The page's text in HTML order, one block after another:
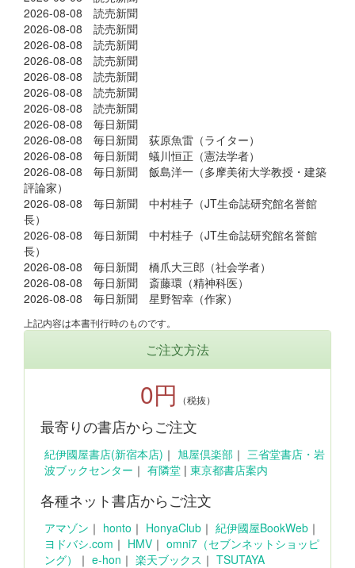
2026-08-08 読売新聞
2026-08-08 読売新聞
2026-08-08 読売新聞
2026-08-08 読売新聞
2026-08-08 読売新聞
2026-08-08 読売新聞
2026-08-08 読売新聞
2026-08-08 毎日新聞
2026-08-08 毎日新聞 荻原魚雷（ライター）
2026-08-08 毎日新聞 蟻川恒正（憲法学者）
2026-08-08 毎日新聞 飯島洋一（多摩美術大学教授・建築
評論家）
2026-08-08 毎日新聞 中村桂子（JT生命誌研究館名誉館
長）
2026-08-08 毎日新聞 中村桂子（JT生命誌研究館名誉館
長）
2026-08-08 毎日新聞 橋爪大三郎（社会学者）
2026-08-08 毎日新聞 斎藤環（精神科医）
2026-08-08 毎日新聞 星野智幸（作家）
上記内容は本書刊行時のものです。
ご注文方法
0円 （税抜）
最寄りの書店からご注文
紀伊國屋書店(新宿本店) ｜ 旭屋倶楽部 ｜ 三省堂書店・岩
波ブックセンター ｜ 有隣堂 | 東京都書店案内
各種ネット書店からご注文
アマゾン ｜ honto ｜ HonyaClub ｜ 紀伊國屋BookWeb ｜
ヨドバシ.com ｜ HMV ｜ omni7（セブンネットショッピ
ング）
｜ e-hon ｜ 楽天ブックス ｜ TSUTAYA